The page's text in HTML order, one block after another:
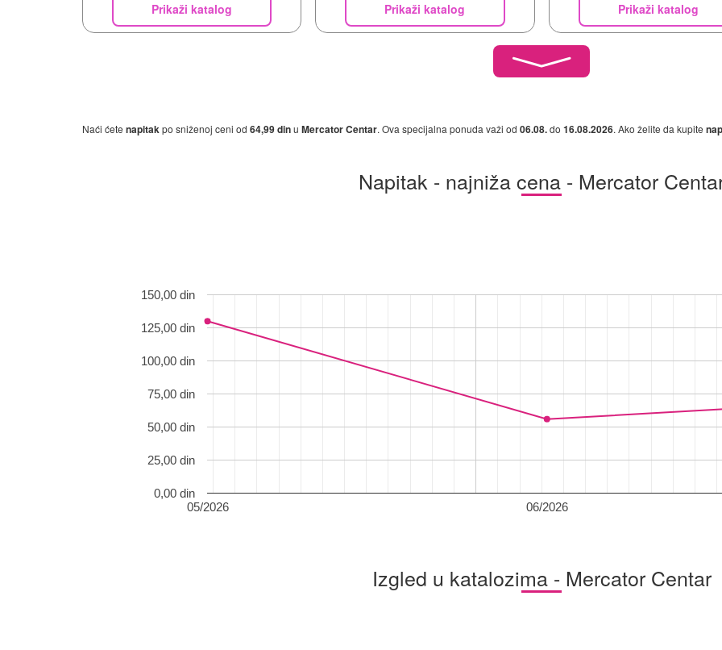
Prikaži katalog Prikaži katalog Prikaži katalog
Naći ćete napitakpo sniženoj ceni od 64,99 dinu Mercator Centar. Ova specijalna ponuda važi od 06.08.do 16.08.2026. Ako želite da kupite
Napitak - najniža cena - Mercator
05/2026 06/2026
0,00 din
25,00 din
50,00 din
75,00 din
100,00 din
125,00 din
150,00 din
Izgled u katalozima - Mercator Centar